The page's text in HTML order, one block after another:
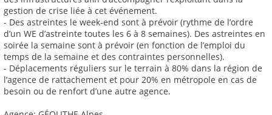
gestion de crise liée à cet événement.
- Des astreintes le week-end sont à prévoir (rythme de l’ordre
d’un WE d’astreinte toutes les 6 à 8 semaines). Des astreintes en
soirée la semaine sont à prévoir (en fonction de l’emploi du
temps de la semaine et des contraintes personnelles).
- Déplacements réguliers sur le terrain à 80% dans la région de
l’agence de rattachement et pour 20% en métropole en cas de
besoin ou de renfort d’une autre agence.